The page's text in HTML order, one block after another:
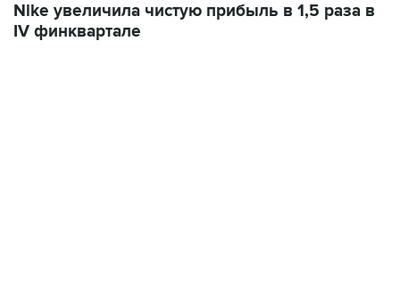
Nike увеличила чистую прибыль в 1,5 раза в
IV финквартале